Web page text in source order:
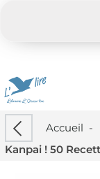
Accueil -